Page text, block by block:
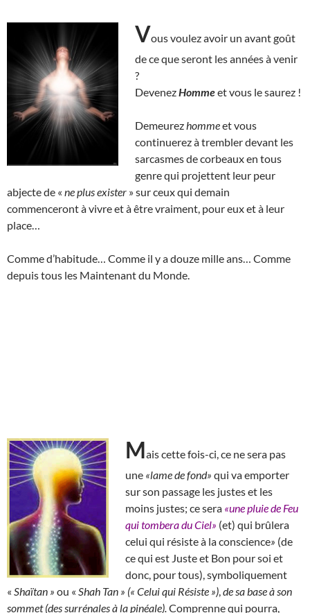
Vous voulez avoir un avant goût
de ce que seront les années à venir
?
DevenezHommeet vous le saurez !
Demeurez hommeet vous
continuerez à trembler devant les
sarcasmes de corbeaux en tous
genre qui projettent leur peur
abjecte de « ne plus exister » sur ceux qui demain
commenceront à vivre et à être vraiment, pour eux et à leur
place…
Comme d’habitude… Comme il y a douze mille ans… Comme
depuis tous les Maintenant du Monde.
Mais cette fois-ci, ce ne sera pas
une «lame de fond» qui va emporter
sur son passage les justes et les
moins justes; ce sera «une pluie de Feu
qui tombera du Ciel» (et) qui brûlera
celui qui résiste à la conscience» (de
ce qui est Juste et Bon pour soi et
donc, pour tous), symboliquement
« Shaïtan » ou « Shah Tan » (« Celui qui Résiste ») de sa base à son
sommet (des surrénales à la pinéale). Comprenne qui pourra,